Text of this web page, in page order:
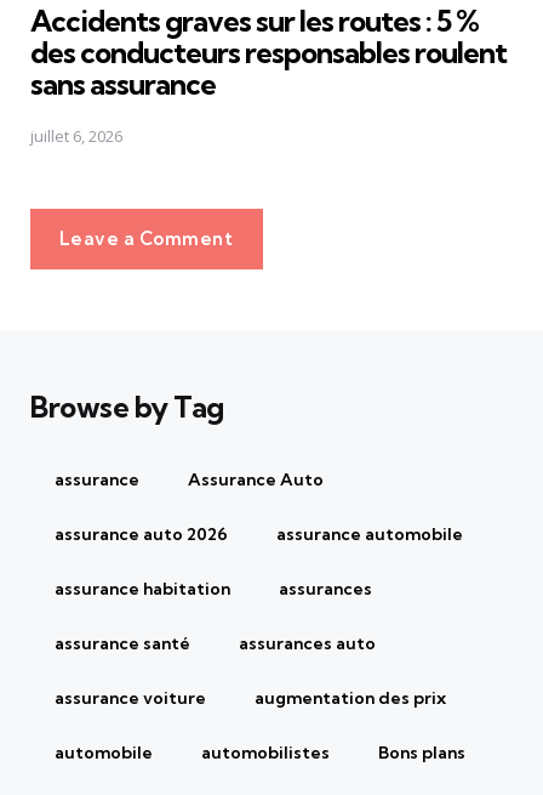
Accidents graves sur les routes : 5 %
des conducteurs responsables roulent
sans assurance
juillet 6, 2026
Leave a Comment
Browse by Tag
assurance Assurance Auto
assurance auto 2026 assurance automobile
assurance habitation assurances
assurance santé assurances auto
assurance voiture augmentation des prix
automobile automobilistes Bons plans